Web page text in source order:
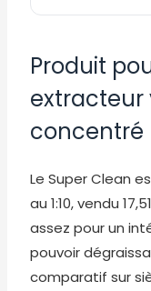
Produit
extracteur
concentré
Le Super Clean
au 1:10, vendu
assez pour un
pouvoir
comparatif sur